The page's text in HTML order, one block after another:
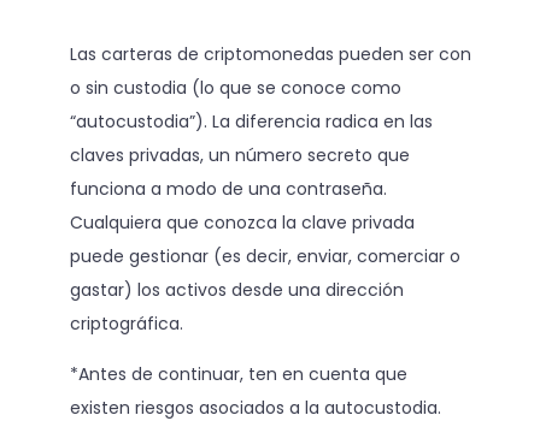
Las carteras de criptomonedas pueden ser con
o sin custodia (lo que se conoce como
“autocustodia”). La diferencia radica en las
claves privadas, un número secreto que
funciona a modo de una contraseña.
Cualquiera que conozca la clave privada
puede gestionar (es decir, enviar, comerciar o
gastar) los activos desde una dirección
criptográfica.
*Antes de continuar, ten en cuenta que
existen riesgos asociados a la autocustodia.